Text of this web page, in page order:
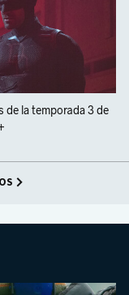
de la temporada 3 de